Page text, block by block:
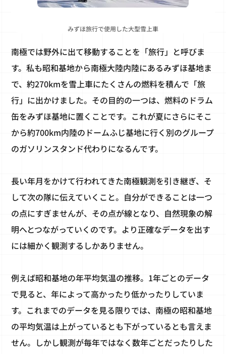
みずほ旅行で使用した大型雪上車
南極では野外に出て移動することを「旅行」と呼びま
す。私も昭和基地から南極大陸内陸にあるみずほ基地ま
で、約270kmを雪上車にたくさんの燃料を積んで「旅
行」に出かけました。その目的の一つは、燃料のドラム
缶をみずほ基地に置くことです。これが夏にさらにそこ
から約700km内陸のドームふじ基地に行く別のグループ
のガソリンスタンド代わりになるんです。
長い年月をかけて行われてきた南極観測を引き継ぎ、そ
して次の隊に伝えていくこと。自分ができることは一つ
の点にすぎませんが、その点が線となり、自然現象の解
明へとつながっていくのです。より正確なデータを出す
には細かく観測するしかありません。
例えば昭和基地の年平均気温の推移。1年ごとのデータ
で見ると、年によって高かったり低かったりしていま
す。これまでのデータを見る限りでは、南極の昭和基地
の平均気温は上がっているとも下がっているとも言えま
せん。しかし観測が毎年ではなく数年ごとだったりした